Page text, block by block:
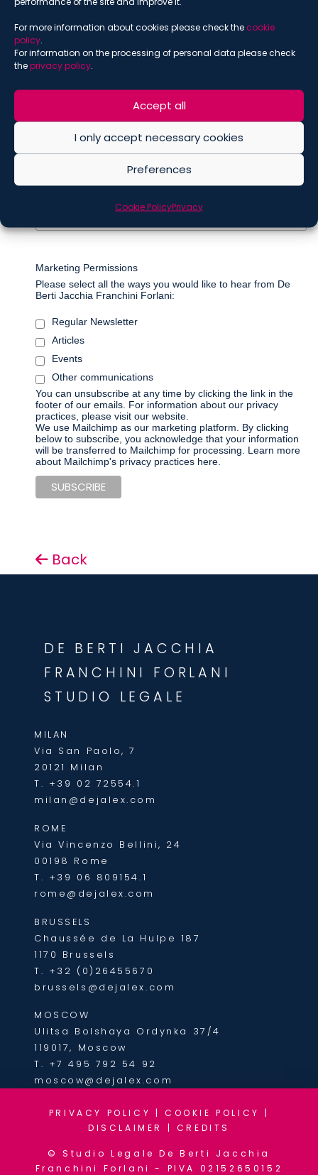
For more information about cookies please check the cookie
policy
For information on the processing of personal data please check
theprivacy policy
Accept all
I only accept necessary cookies
Preferences
Cookie PolicyPrivacy
SUBSCRIBE THE NEWSLETTER
Email *
Marketing Permissions
Please select all the ways you would like to hear from De
Berti Jacchia Franchini Forlani:
Regular Newsletter
Articles
Events
Other communications
You can unsubscribe at any time by clicking the link in the
footer of our emails. For information about our privacy
practices, please visit our website.
We use Mailchimp as our marketing platform. By clicking
below to subscribe, you acknowledge that your information
will be transferred to Mailchimp for processing. Learn more
about Mailchimp's privacy practices here.
Back
DE BERTI JACCHIA
FRANCHINI FORLANI
STUDIO LEGALE
MILAN
Via San Paolo, 7
20121 Milan
T. +39 02 72554.1
milan@dejalex.com
ROME
Via Vincenzo Bellini, 24
00198 Rome
T. +39 06 809154.1
rome@dejalex.com
BRUSSELS
Chaussée de La Hulpe 187
1170 Brussels
T. +32 (0)26455670
brussels@dejalex.com
MOSCOW
Ulitsa Bolshaya Ordynka 37/4
119017, Moscow
T. +7 495 792 54 92
moscow@dejalex.com
PRIVACY POLICY |COOKIE POLICY
|
DISCLAIMER
| CREDITS
© Studio Legale De Berti Jacchia
Franchini Forlani - PIVA 02152650152